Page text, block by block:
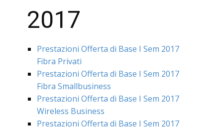
2017
Prestazioni Offerta di Base I Sem 2017
Fibra Privati
Prestazioni Offerta di Base I Sem 2017
Fibra Smallbusiness
Prestazioni Offerta di Base I Sem 2017
Wireless Business
Prestazioni Offerta di Base I Sem 2017